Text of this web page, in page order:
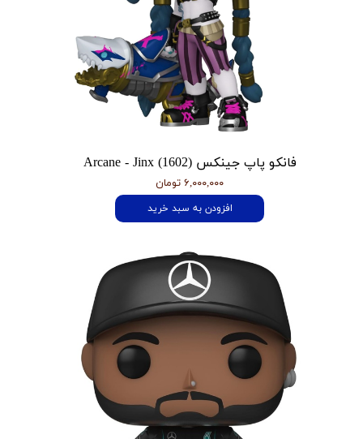
فانکو پاپ جینکس Arcane - Jinx (1602)
۶,۰۰۰,۰۰۰ تومان
افزودن به سبد خرید